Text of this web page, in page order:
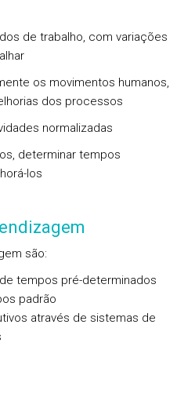
de trabalho, com variações
os movimentos humanos,
dos processos
normalizadas
determinar tempos
los
são:
tempos pré-determinados
padrão
através de sistemas de